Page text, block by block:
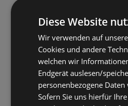
Diese Website
Wir verwenden auf
Cookies und andere
welchen wir
Endgerät auslesen/
personenbezogene
Sofern Sie uns hierfür